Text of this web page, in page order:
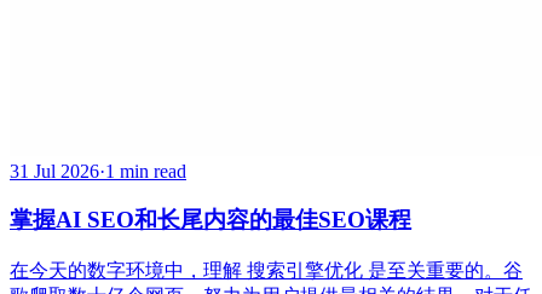
31 Jul 2026·1 min read
掌握AI SEO和长尾内容的最佳SEO课程
在今天的数字环境中，理解 搜索引擎优化 是至关重要的。谷